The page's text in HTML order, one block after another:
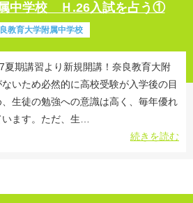
中学校 Ｈ.26入試を占う①
教育大学附属中学校
夏期講習より新規開講！奈良教育大附
いため必然的に高校受験が入学後の目
生徒の勉強への意識は高く、毎年優れ
ます。ただ、生…
続きを読む